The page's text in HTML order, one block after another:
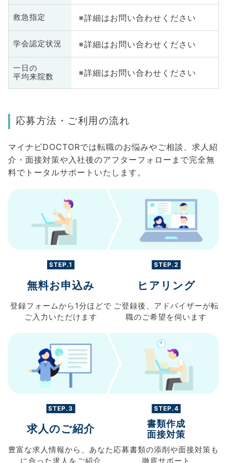
救急指定 ※詳細はお問い合わせください
学会認定状況 ※詳細はお問い合わせください
一日の
平均来院数
※詳細はお問い合わせください
応募方法・ご利用の流れ
マイナビDOCTORでは転職のお悩みやご相談、求人紹
介・面接対策や入社後のアフターフォローまで完全無
料でトータルサポートいたします。
STEP.1
無料お申込み
登録フォームから 1分ほどで
ご入力 いただけます
STEP.2
ヒアリング
ご登録後、 アドバイザーが転
職のご希望を伺います
STEP.3
求人のご紹介
豊富な求人情報から、 あなた
に合った求人を ご紹介
STEP.4
書類作成
面接対策
応募書類の添削や面接対策も
徹底サポート